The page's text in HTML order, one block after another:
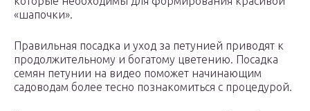
«шапочки».
Правильная посадка и уход за петунией приводят к
продолжительному и богатому цветению. Посадка
семян петунии на видео поможет начинающим
садоводам более тесно познакомиться с процедурой.